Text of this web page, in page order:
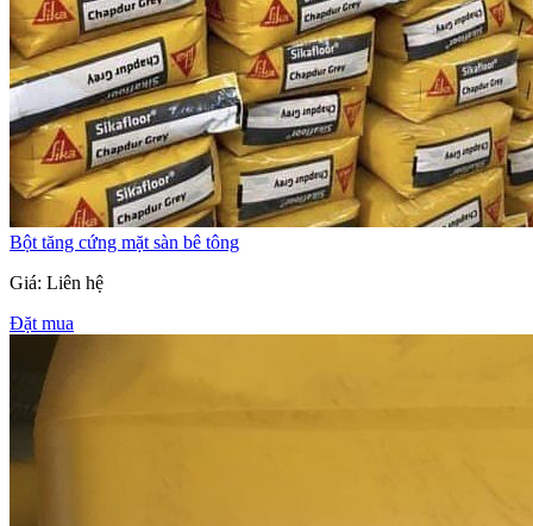
Bột tăng cứng mặt sàn bê tông
Giá: Liên hệ
Đặt mua